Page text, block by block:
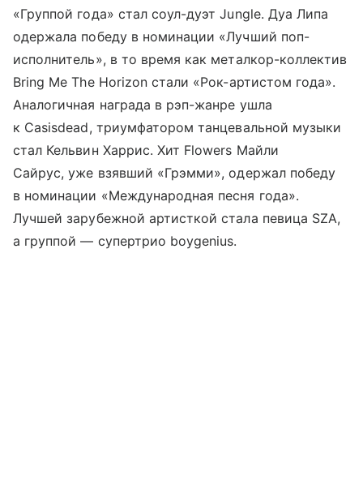
«Группой года» стал соул-дуэт Jungle. Дуа Липа
одержала победу в номинации «Лучший поп-
исполнитель», в то время как металкор-коллектив
Bring Me The Horizon стали «Рок-артистом года».
Аналогичная награда в рэп-жанре ушла
к Casisdead, триумфатором танцевальной музыки
стал Кельвин Харрис. Хит Flowers Майли
Сайрус, уже взявший «Грэмми», одержал победу
в номинации «Международная песня года».
Лучшей зарубежной артисткой стала певица SZA,
а группой — супертрио boygenius.